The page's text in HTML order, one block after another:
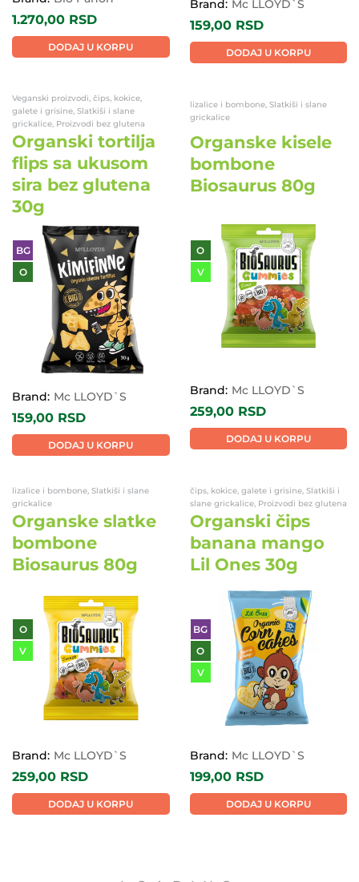
1.270,00 RSD
DODAJ U KORPU
Brand: Mc LLOYD`S
159,00 RSD
DODAJ U KORPU
Veganski proizvodi, čips, kokice,
galete i grisine, Slatkiši i slane
grickalice, Proizvodi bez glutena
Organski tortilja
flips sa ukusom
sira bez glutena
30g
BG
O
Brand: Mc LLOYD`S
159,00 RSD
DODAJ U KORPU
lizalice i bombone, Slatkiši i slane
grickalice
Organske kisele
bombone
Biosaurus 80g
O
V
Brand: Mc LLOYD`S
259,00 RSD
DODAJ U KORPU
lizalice i bombone, Slatkiši i slane
grickalice
Organske slatke
bombone
Biosaurus 80g
O
V
Brand: Mc LLOYD`S
259,00 RSD
DODAJ U KORPU
čips, kokice, galete i grisine, Slatkiši i
slane grickalice, Proizvodi bez glutena
Organski čips
banana mango
Lil Ones 30g
BG
O
V
Brand: Mc LLOYD`S
199,00 RSD
DODAJ U KORPU